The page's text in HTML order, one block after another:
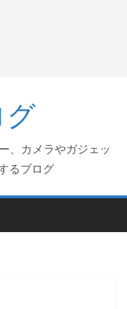
、カメラやガジェッ
るブログ